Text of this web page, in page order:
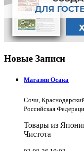
Новые Записи
Магазин Осака
Сочи,
Российская
Товары из
Чистота